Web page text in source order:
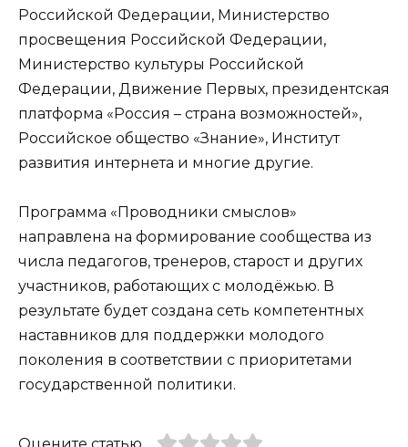
Российской Федерации, Министерство
просвещения Российской Федерации,
Министерство культуры Российской
Федерации, Движение Первых, президентская
платформа «Россия – страна возможностей»,
Российское общество «Знание», Институт
развития интернета и многие другие.
Программа «Проводники смыслов»
направлена на формирование сообщества из
числа педагогов, тренеров, старост и других
участников, работающих с молодёжью. В
результате будет создана сеть компетентных
наставников для поддержки молодого
поколения в соответствии с приоритетами
государственной политики.